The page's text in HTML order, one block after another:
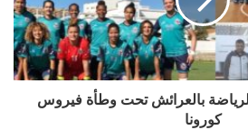
الرياضة بالعرائش تحت وطأة فيروس
كورونا